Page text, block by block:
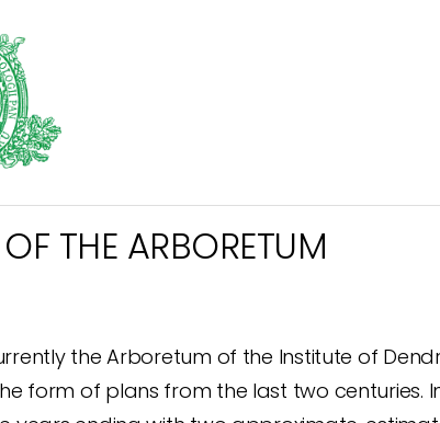
THE ARBORETUM
the Arboretum of the Institute of
form of plans from the last two centuries.